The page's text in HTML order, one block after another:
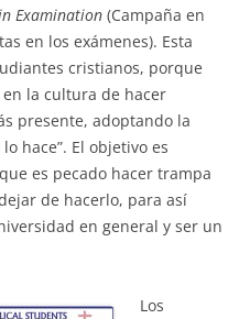
Examination (Campaña en
en los exámenes). Esta
cristianos, porque
la cultura de hacer
presente, adoptando la
hace”. El objetivo es
es pecado hacer trampa
de hacerlo, para así
en general y ser un
Los